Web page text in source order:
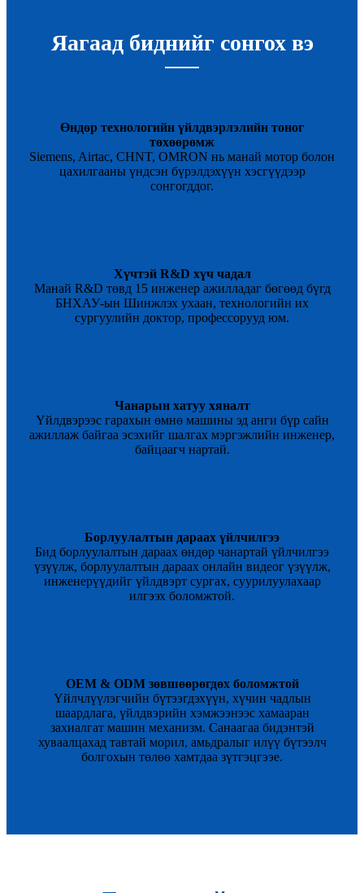
Яагаад биднийг сонгох вэ
Өндөр технологийн үйлдвэрлэлийн тоног
төхөөрөмж
Siemens, Airtac, CHNT, OMRON нь манай мотор болон
цахилгааны үндсэн бүрэлдэхүүн хэсгүүдээр
сонгогддог.
Хүчтэй R&D хүч чадал
Манай R&D төвд 15 инженер ажилладаг бөгөөд бүгд
БНХАУ-ын Шинжлэх ухаан, технологийн их
сургуулийн доктор, профессорууд юм.
Чанарын хатуу хяналт
Үйлдвэрээс гарахын өмнө машины эд анги бүр сайн
ажиллаж байгаа эсэхийг шалгах мэргэжлийн инженер,
байцаагч нартай.
Борлуулалтын дараах үйлчилгээ
Бид борлуулалтын дараах өндөр чанартай үйлчилгээ
үзүүлж, борлуулалтын дараах онлайн видеог үзүүлж,
инженерүүдийг үйлдвэрт сургах, суурилуулахаар
илгээх боломжтой.
OEM & ODM зөвшөөрөгдөх боломжтой
Үйлчлүүлэгчийн бүтээгдэхүүн, хүчин чадлын
шаардлага, үйлдвэрийн хэмжээнээс хамааран
захиалгат машин механизм. Санаагаа бидэнтэй
хуваалцахад тавтай морил, амьдралыг илүү бүтээлч
болгохын төлөө хамтдаа зүтгэцгээе.